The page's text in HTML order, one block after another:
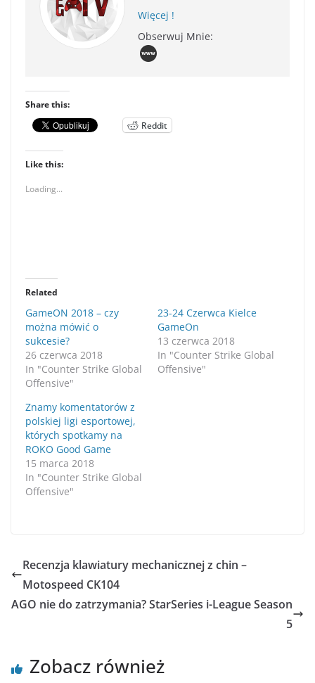
Więcej !
Obserwuj Mnie:
Share this:
Reddit
Like this:
Loading...
Related
GameON 2018 – czy
można mówić o
sukcesie?
26 czerwca 2018
In "Counter Strike Global
Offensive"
23-24 Czerwca Kielce
GameOn
13 czerwca 2018
In "Counter Strike Global
Offensive"
Znamy komentatorów z
polskiej ligi esportowej,
których spotkamy na
ROKO Good Game
15 marca 2018
In "Counter Strike Global
Offensive"
Recenzja klawiatury mechanicznej z chin –
Motospeed CK104
AGO nie do zatrzymania? StarSeries i-League Season
5
Zobacz również